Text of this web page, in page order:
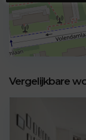
Vergelijkbare